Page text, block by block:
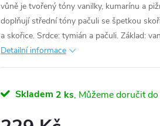
vůně je tvořený tóny vanilky, kumarínu a
doplňují střední tóny pačuli se špetkou
a skořice. Srdce: tymián a pačuli. Základ:
Detailní informace
Skladem 2 ks